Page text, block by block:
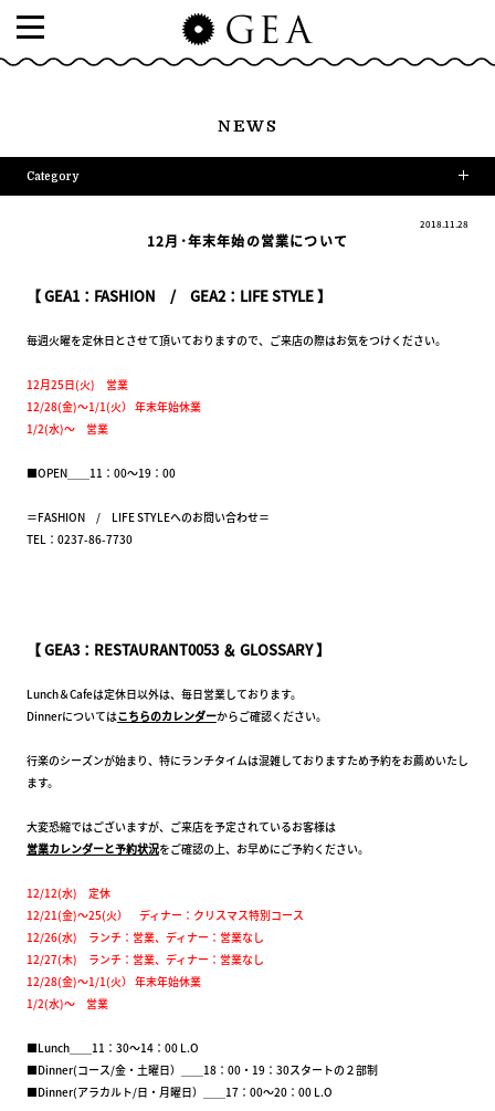
NEWS
Category
2018.11.28
12月･年末年始の営業について
【 GEA1：FASHION / GEA2：LIFE STYLE 】
毎週火曜を定休日とさせて頂いておりますので、ご来店の際はお気をつけください。
12月25日(火) 営業
12/28(金)～1/1(火） 年末年始休業
1/2(水)～ 営業
■OPEN＿＿11：00～19：00
＝FASHION / LIFE STYLEへのお問い合わせ＝
TEL：0237-86-7730
【 GEA3：RESTAURANT0053 ＆ GLOSSARY 】
Lunch＆Cafeは定休日以外は、毎日営業しております。
Dinnerについてはこちらのカレンダーからご確認ください。
行楽のシーズンが始まり、特にランチタイムは混雑しておりますため予約をお薦めいたし
ます。
大変恐縮ではございますが、ご来店を予定されているお客様は
営業カレンダーと予約状況をご確認の上、お早めにご予約ください。
12/12(水) 定休
12/21(金)～25(火） ディナー：クリスマス特別コース
12/26(水) ランチ：営業、ディナー：営業なし
12/27(木) ランチ：営業、ディナー：営業なし
12/28(金)～1/1(火） 年末年始休業
1/2(水)～ 営業
■Lunch＿＿11：30～14：00 L.O
■Dinner(コース/金・土曜日）＿＿18：00・19：30スタートの２部制
■Dinner(アラカルト/日・月曜日）＿＿17：00～20：00 L.O